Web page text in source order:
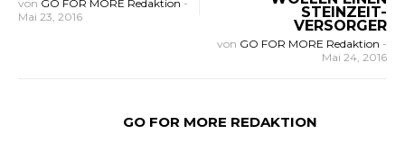
von GO FOR MORE Redaktion -
Mai 23, 2016
STEINZEIT-
VERSORGER
von GO FOR MORE Redaktion -
Mai 24, 2016
GO FOR MORE REDAKTION